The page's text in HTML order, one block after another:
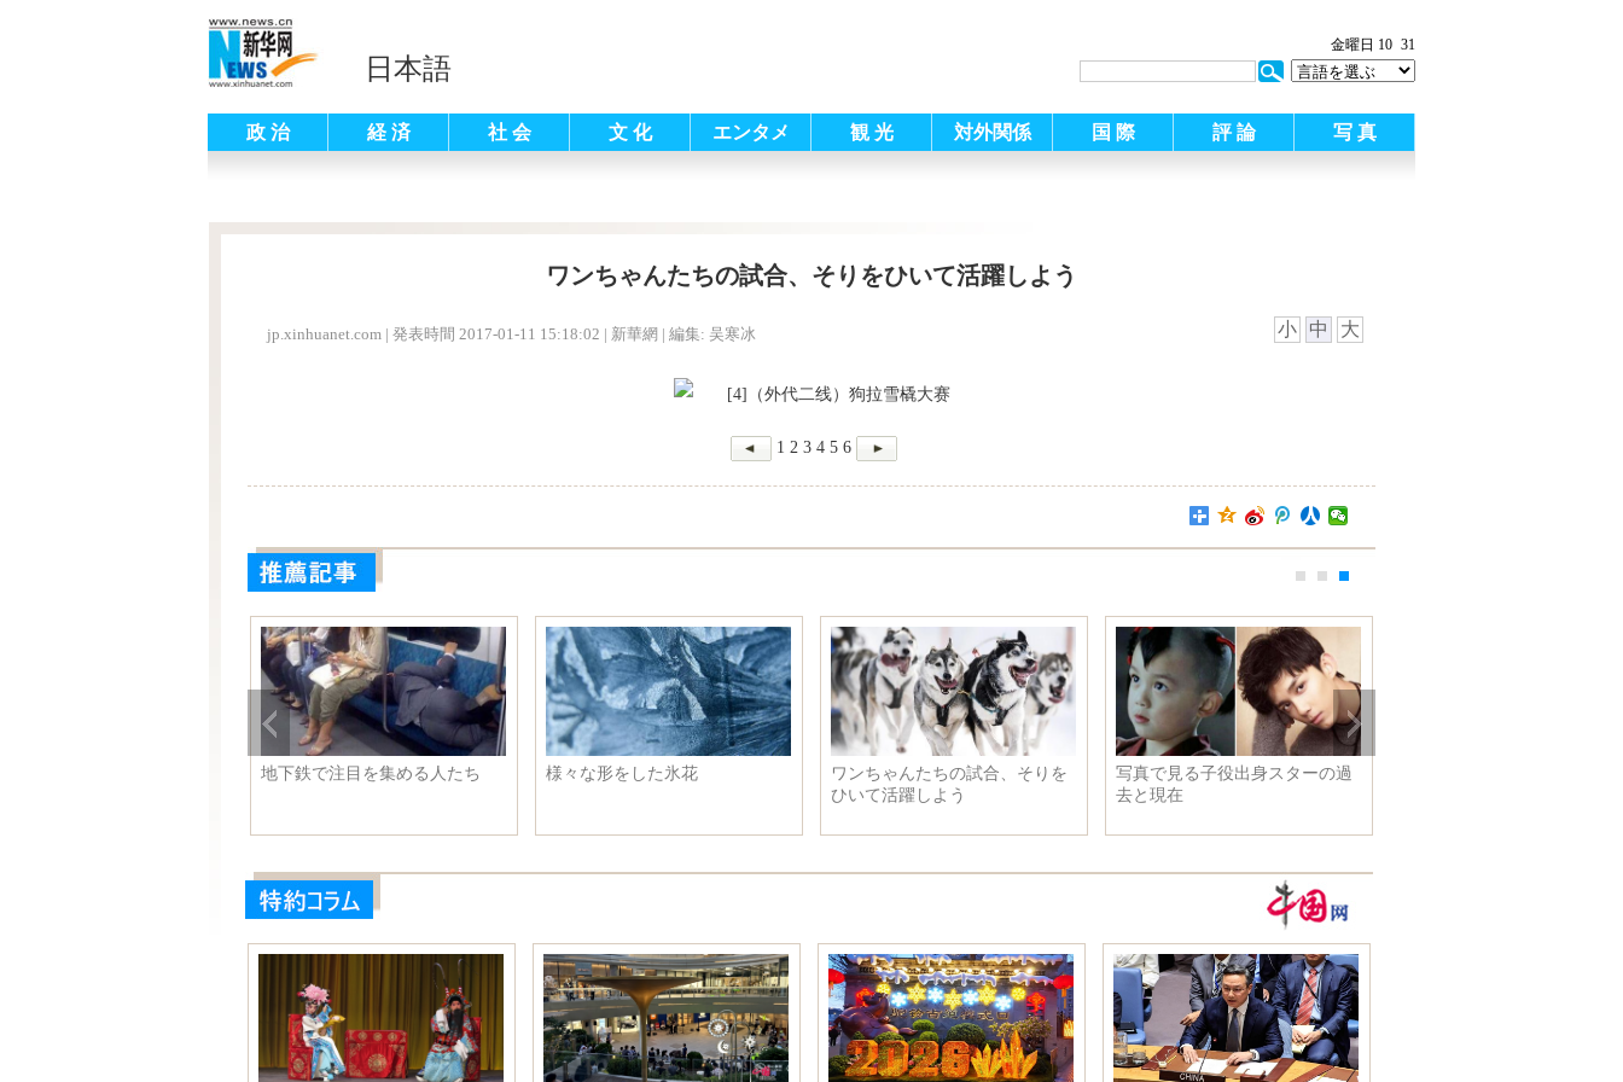
日本語
金曜日 10 31
政 治 経 済 社 会 文 化 エンタメ 観 光 対外関係 国 際 評 論 写 真
ワンちゃんたちの試合、そりをひいて活躍しよう
jp.xinhuanet.com | 発表時間 2017-01-11 15:18:02 | 新華網 | 編集: 吴寒冰 小 中 大
1 2 3 4 5 6
地下鉄で注目を集める人たち 様々な形をした氷花
ワンちゃんたちの試合、そりを
ひいて活躍しよう
写真で見る子役出身スターの過
去と現在